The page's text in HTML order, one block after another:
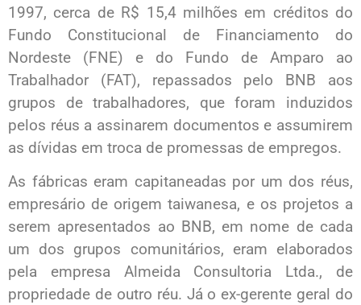
1997, cerca de R$ 15,4 milhões em créditos do
Fundo Constitucional de Financiamento do
Nordeste (FNE) e do Fundo de Amparo ao
Trabalhador (FAT), repassados pelo BNB aos
grupos de trabalhadores, que foram induzidos
pelos réus a assinarem documentos e assumirem
as dívidas em troca de promessas de empregos.
As fábricas eram capitaneadas por um dos réus,
empresário de origem taiwanesa, e os projetos a
serem apresentados ao BNB, em nome de cada
um dos grupos comunitários, eram elaborados
pela empresa Almeida Consultoria Ltda., de
propriedade de outro réu. Já o ex-gerente geral do